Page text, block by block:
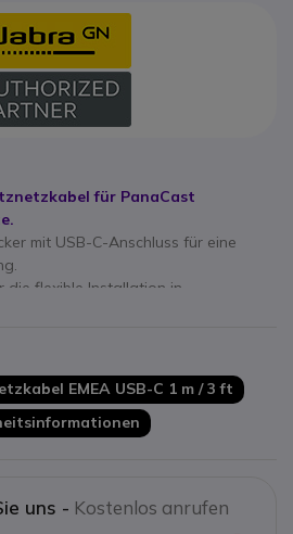
für PanaCast
mit USB-C-Anschluss für eine
die flexible Installation in
für professionelle
zu Jabra PanaCast Geräten und
EMEA USB-C 1 m / 3 ft
uns - Kostenlos anrufen